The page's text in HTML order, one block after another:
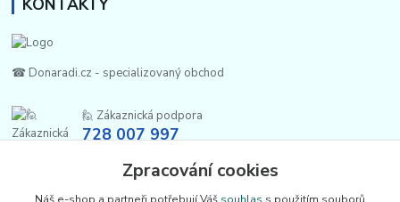
☎ Donaradi.cz - specializovaný obchod
🙋 Zákaznická podpora
728 007 997
Zpracování cookies